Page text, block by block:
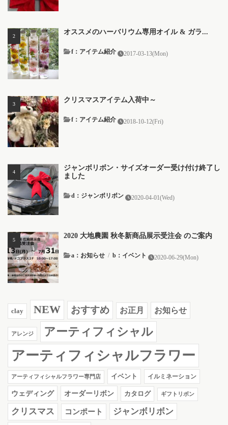
オススメのハーバリウム専用オイル & ガラ...
2017-03-13(Mon)
f：アイテム紹介
クリスマスアイテム入荷中～
2018-10-12(Fri)
f：アイテム紹介
ジャンボリボン・サイズオーダー受け付け終了し
ました
2020-04-01(Wed)
d：ジャンボリボン
2020 大地農園 秋冬新商品展示受注会 のご案内
2020-06-29(Mon)
a：お知らせ / b：イベント
clay NEW おすすめ お正月 お知らせ
アレンジ アーティフィシャル
アーティフィシャルフラワー
アーティフィシャルフラワー専門店 イベント イルミネーション
ウェディング オーダーリボン カタログ ギフトリボン
クリスマス コンポート ジャンボリボン